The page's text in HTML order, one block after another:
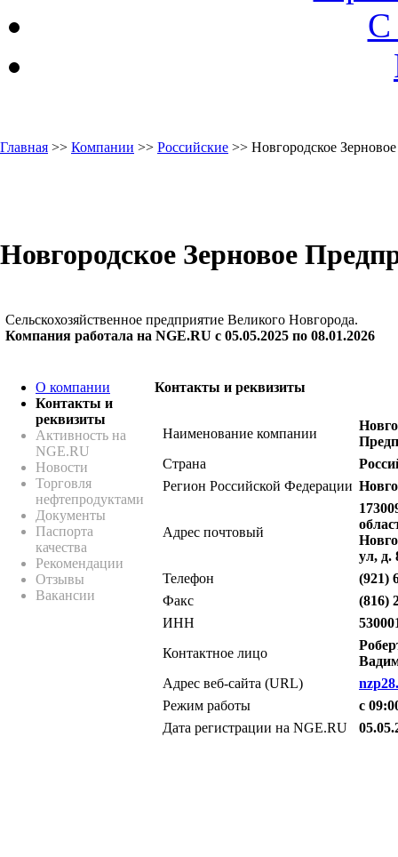
С
Главная >> Компании >> Российские >> Новгородское
Новгородское Зерновое
Сельскохозяйственное предприятие Великого Новгорода.
Компания работала на NGE.RU с 05.05.2025 по 08.01.2026
О компании
Контакты и
реквизиты
Активность на
NGE.RU
Новости
Торговля
нефтепродуктами
Документы
Паспорта
качества
Рекомендации
Отзывы
Вакансии
Контакты и реквизиты
Наименование компании
Страна
Регион Российской Федерации
Адрес почтовый
ул, д.
Телефон
(921)
Факс
(816)
ИНН
Контактное лицо
Адрес веб-сайта (URL)
Режим работы
с
Дата регистрации на NGE.RU